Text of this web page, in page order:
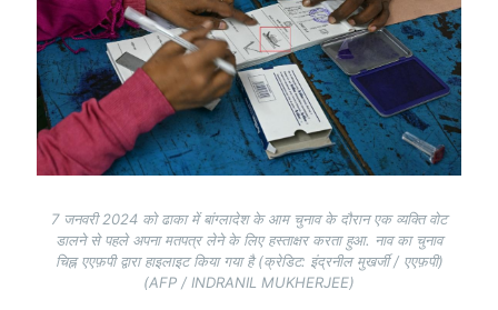
7 जनवरी 2024 को ढाका में बांग्लादेश के आम चुनाव के दौरान एक व्यक्ति वोट
डालने से पहले अपना मतपत्र लेने के लिए हस्ताक्षर करता हुआ. नाव का चुनाव
चिह्न एएफ़पी द्वारा हाइलाइट किया गया है (क्रेडिट: इंद्रनील मुखर्जी / एएफ़पी)
(AFP / INDRANIL MUKHERJEE)